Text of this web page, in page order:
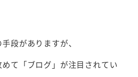
段がありますが、
て「ブログ」が注目されてい